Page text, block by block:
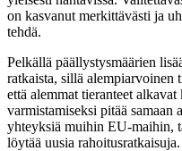
on kasvanut merkittävästi ja
tehdä.
Pelkällä päällystysmäärien
ratkaista, sillä alempiarvoinen
että alemmat tieranteet
varmistamiseksi pitää samaan
yhteyksiä muihin EU-maihin,
löytää uusia rahoitusratkaisuja.